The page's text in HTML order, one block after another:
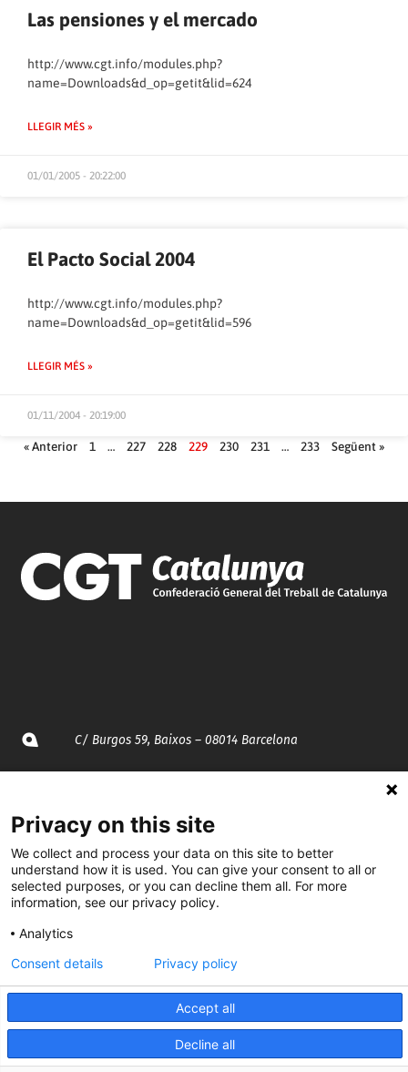
Las pensiones y el mercado
http://www.cgt.info/modules.php?
name=Downloads&d_op=getit&lid=624
LLEGIR MÉS »
01/01/2005 - 20:22:00
El Pacto Social 2004
http://www.cgt.info/modules.php?
name=Downloads&d_op=getit&lid=596
LLEGIR MÉS »
01/11/2004 - 20:19:00
« Anterior 1 … 227 228 229 230 231 … 233 Següent »
C/ Burgos 59, Baixos – 08014 Barcelona
935 120 481
@CGTCatalunya
CGTCatalunya
cgtcatalunya
Privacy on this site
We collect and process your data on this site to better
understand how it is used. You can give your consent to all or
selected purposes, or you can decline them all. For more
information, see our privacy policy.
Analytics
Accept all
Decline all
Consent details Privacy policy